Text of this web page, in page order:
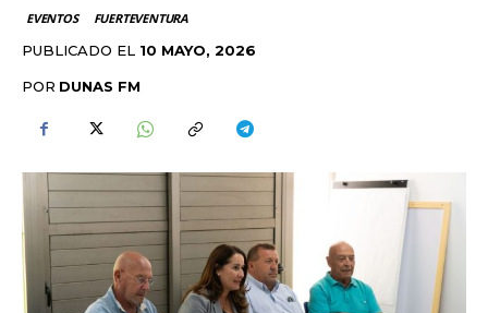
EVENTOS FUERTEVENTURA
PUBLICADO EL 10 MAYO, 2026
POR DUNAS FM